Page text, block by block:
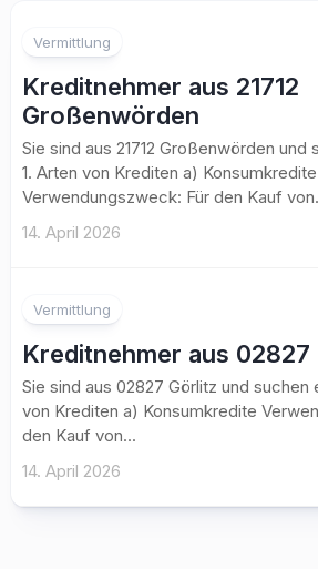
Vermittlung
Kreditnehmer aus 21712
Großenwörden
Sie sind aus 21712 Großenwörden und
1. Arten von Krediten a) Konsumkredite
Verwendungszweck: Für den Kauf
14. April 2026
Vermittlung
Kreditnehmer aus 02827
Sie sind aus 02827 Görlitz und suchen
von Krediten a) Konsumkredite
den Kauf von...
14. April 2026